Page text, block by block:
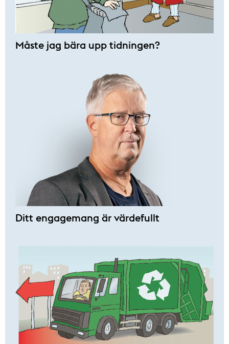
Måste jag bära upp tidningen?
Ditt engagemang är värdefullt